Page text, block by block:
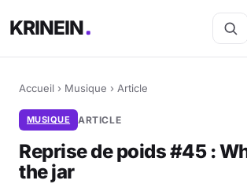
KRINEIN
Accueil › Musique › Article
MUSIQUE ARTICLE
Reprise de poids #45 :
the jar